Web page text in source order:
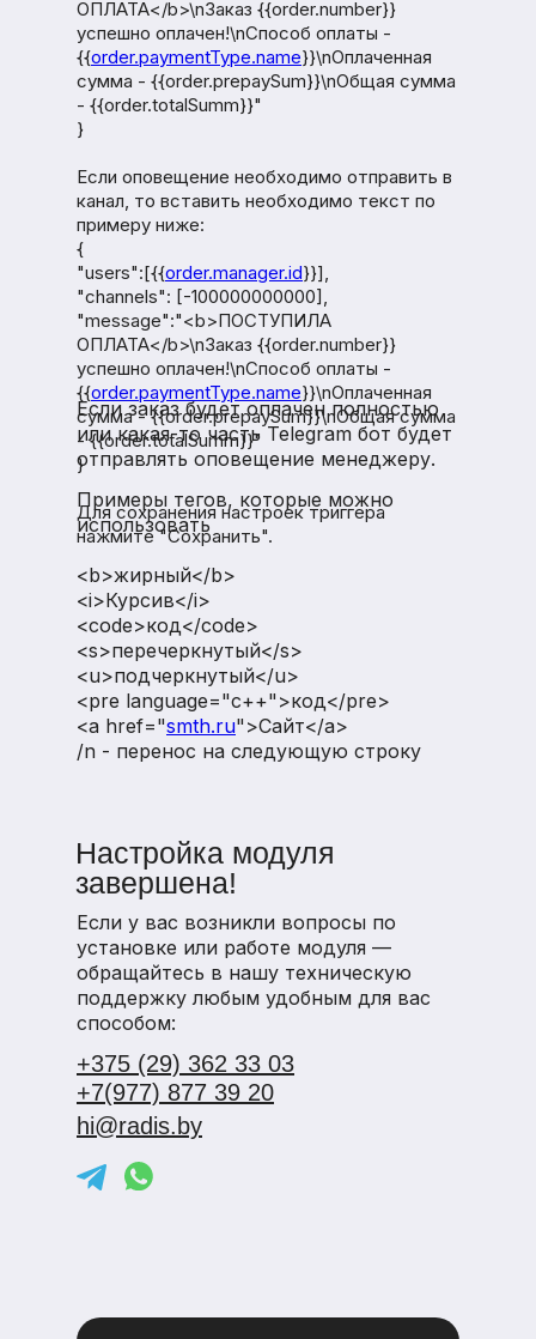
Примеры тегов, которые можно
использовать
<b>жирный</b>
<i>Курсив</i>
<code>код</code>
<s>перечеркнутый</s>
<u>подчеркнутый</u>
<pre language="c++">код</pre>
<a href="smth.ru">Сайт</a>
/n - перенос на следующую строку
ОПЛАТА</b>\nЗаказ {{order.number}}
успешно оплачен!\nСпособ оплаты -
{{order.paymentType.name}}\nОплаченная
сумма - {{order.prepaySum}}\nОбщая сумма
- {{order.totalSumm}}"
}
Если оповещение необходимо отправить в
канал, то вставить необходимо текст по
примеру ниже:
{
"users":[{{order.manager.id}}],
"channels": [-100000000000],
"message":"<b>ПОСТУПИЛА
ОПЛАТА</b>\nЗаказ {{order.number}}
успешно оплачен!\nСпособ оплаты -
{{order.paymentType.name}}\nОплаченная
сумма - {{order.prepaySum}}\nОбщая сумма
- {{order.totalSumm}}"
}
Для сохранения настроек триггера
нажмите "Сохранить".
Если заказ будет оплачен полностью
или какая-то часть Telegram бот будет
отправлять оповещение менеджеру.
Настройка модуля
завершена!
hi@radis.by
+375 (29) 362 33 03
+7(977) 877 39 20
Если у вас возникли вопросы по
установке или работе модуля —
обращайтесь в нашу техническую
поддержку любым удобным для вас
способом: